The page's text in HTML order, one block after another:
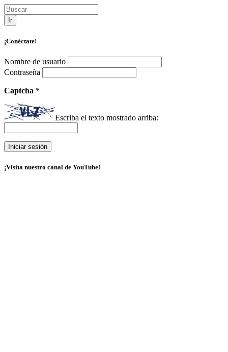
Ir
¡Conéctate!
Nombre de usuario
Contraseña
Captcha *
Escriba el texto mostrado arriba:
¡Visita nuestro canal de YouTube!